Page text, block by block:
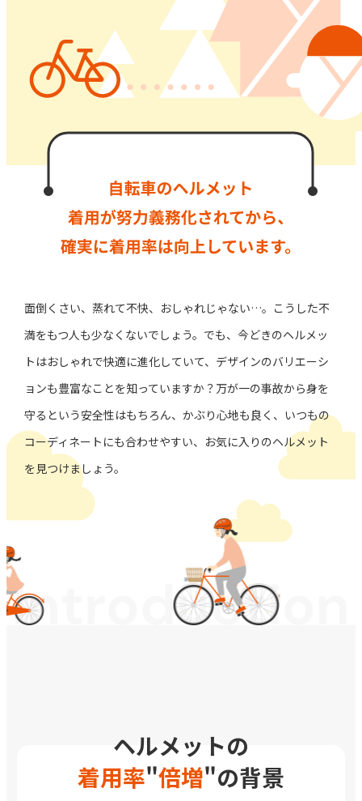
面倒くさい、蒸れて不快、おしゃれじゃない…。 こうした不
満をもつ人も少なくないでしょう。 でも、今どきのヘルメッ
トはおしゃれで快適に進化していて、 デザインのバリエーシ
ョンも豊富なことを知っていますか？ 万が一の事故から身を
守るという安全性はもちろん、 かぶり心地も良く、いつもの
コーディネートにも合わせやすい、 お気に入りのヘルメット
を見つけましょう。
ヘルメットの
着用率"倍増"の背景